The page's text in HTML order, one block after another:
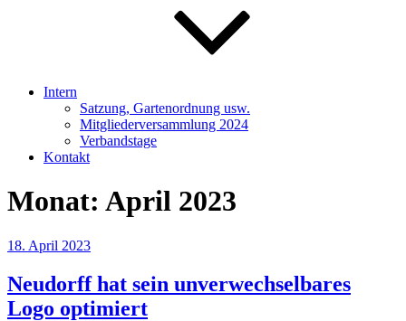
Intern
Satzung, Gartenordnung usw.
Mitgliederversammlung 2024
Verbandstage
Kontakt
Monat: April 2023
Veröffentlicht
18. April 2023
Neudorff hat sein unverwechselbares
Logo optimiert